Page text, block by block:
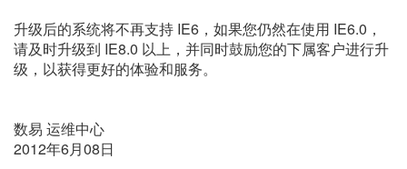
升级后的系统将不再支持 IE6，如果您仍然在使用 IE6.0，
请及时升级到 IE8.0 以上，并同时鼓励您的下属客户进行升
级，以获得更好的体验和服务。
数易 运维中心
2012年6月08日